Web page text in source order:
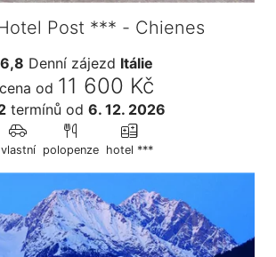
Post *** - Chienes
6,8 Denní zájezd Itálie
cena od 11 600 Kč
termínů od 6. 12. 2026
vlastní polopenze hotel ***